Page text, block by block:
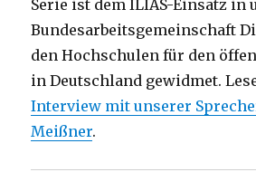
Serie ist dem ILIAS-Einsatz in
Bundesarbeitsgemeinschaft
den Hochschulen für den
in Deutschland gewidmet.
Interview mit unserer
Meißner.